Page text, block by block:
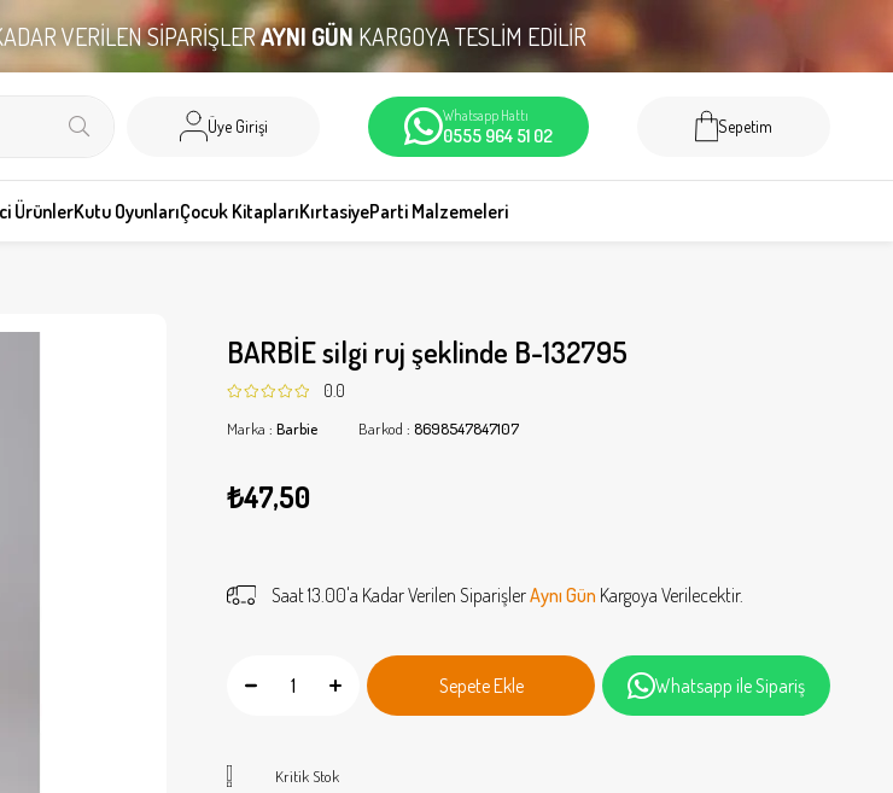
VERİLEN SİPARİŞLERAYNI GÜN KARGOYA TESLİM EDİLİR
Üye Girişi
Whatsapp Hattı
0555 964 51 02 Sepetim
ÜrünlerKutu OyunlarıÇocuk KitaplarıKırtasiyeParti Malzemeleri
BARBİE silgi ruj şeklinde B-132795
0.0
Marka : Barbie Barkod : 8698547847107
₺47,50
Saat 13.00'a Kadar Verilen SiparişlerAynı Gün Kargoya Verilecektir.
Whatsapp ile Sipariş
Kritik Stok